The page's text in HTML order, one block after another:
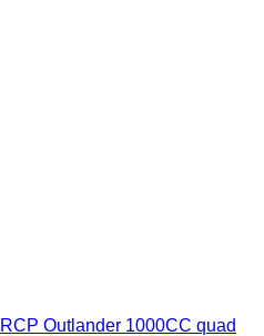
Outlander 1000CC quad